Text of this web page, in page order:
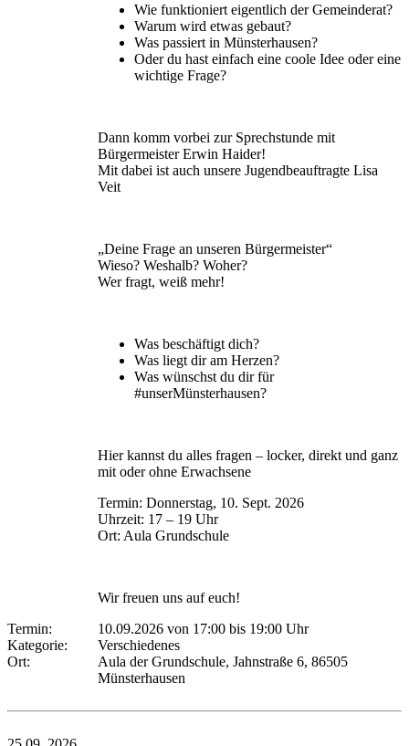
Wie funktioniert eigentlich der Gemeinderat?
Warum wird etwas gebaut?
Was passiert in Münsterhausen?
Oder du hast einfach eine coole Idee oder eine
wichtige Frage?
Dann komm vorbei zur Sprechstunde mit
Bürgermeister Erwin Haider!
Mit dabei ist auch unsere Jugendbeauftragte Lisa
Veit
„Deine Frage an unseren Bürgermeister“
Wieso? Weshalb? Woher?
Wer fragt, weiß mehr!
Was beschäftigt dich?
Was liegt dir am Herzen?
Was wünschst du dir für
#unserMünsterhausen?
Hier kannst du alles fragen – locker, direkt und ganz
mit oder ohne Erwachsene
Termin: Donnerstag, 10. Sept. 2026
Uhrzeit: 17 – 19 Uhr
Ort: Aula Grundschule
Wir freuen uns auf euch!
Termin:
10.09.2026 von 17:00 bis 19:00 Uhr
Kategorie:
Verschiedenes
Ort:
Aula der Grundschule, Jahnstraße 6, 86505
Münsterhausen